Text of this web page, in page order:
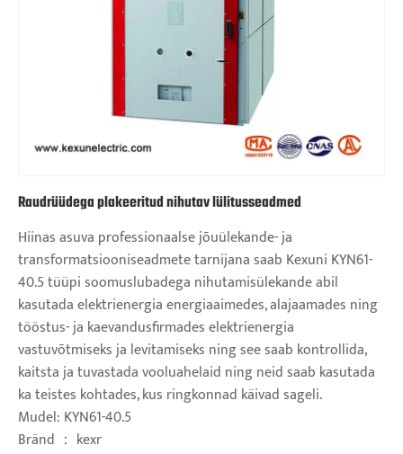
Raudrüüdega plakeeritud nihutav lülitusseadmed
Hiinas asuva professionaalse jõuülekande- ja
transformatsiooniseadmete tarnijana saab Kexuni KYN61-
40.5 tüüpi soomuslubadega nihutamisülekande abil
kasutada elektrienergia energiaaimedes, alajaamades ning
tööstus- ja kaevandusfirmades elektrienergia
vastuvõtmiseks ja levitamiseks ning see saab kontrollida,
kaitsta ja tuvastada vooluahelaid ning neid saab kasutada
ka teistes kohtades, kus ringkonnad käivad sageli.
Mudel: KYN61-40.5
Bränd ： kexr